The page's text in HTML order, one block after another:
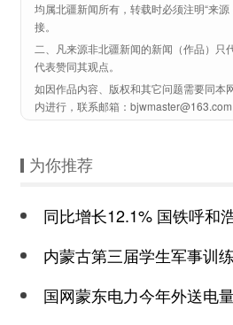
均属北疆新闻所有，转载时必须注明“来
接。
二、凡来源非北疆新闻的新闻（作品）只
代表赞同其观点。
如因作品内容、版权和其它问题需要同本
内进行，联系邮箱：bjwmaster@163.com
为你推荐
同比增长12.1% 国铁呼和浩特局上
内蒙古第三届学生军事训
国网蒙东电力今年外送电